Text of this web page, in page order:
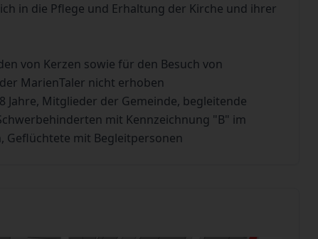
in die Pflege und Erhaltung der Kirche und ihrer
von Kerzen sowie für den Besuch von
MarienTaler nicht erhoben
Jahre, Mitglieder der Gemeinde, begleitende
mit Kennzeichnung "B" im
Geflüchtete mit Begleitpersonen